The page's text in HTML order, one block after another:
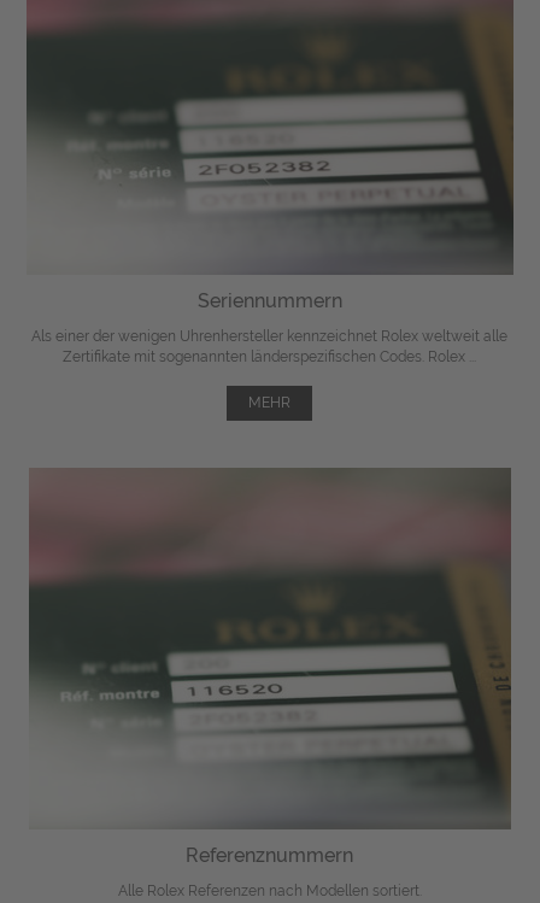
Seriennummern
Als einer der wenigen Uhrenhersteller kennzeichnet Rolex weltweit alle
Zertifikate mit sogenannten länderspezifischen Codes. Rolex ...
MEHR
Referenznummern
Alle Rolex Referenzen nach Modellen sortiert.